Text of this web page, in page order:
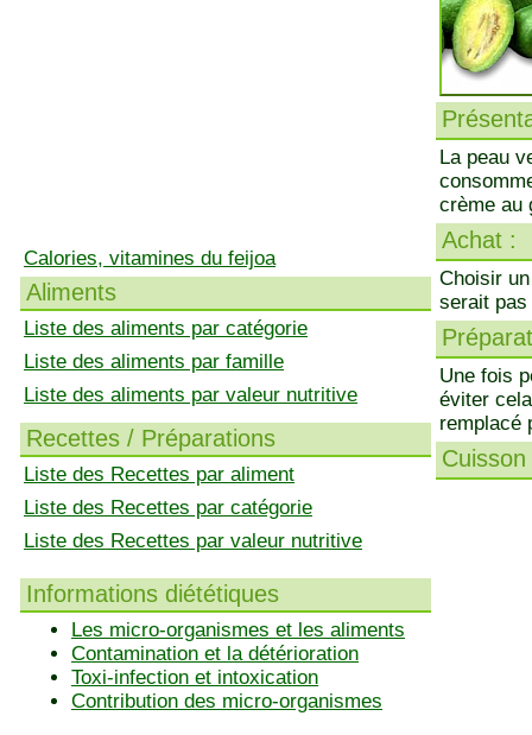
Calories, vitamines du feijoa
Aliments
Liste des aliments par catégorie
Liste des aliments par famille
Liste des aliments par valeur nutritive
Recettes / Préparations
Liste des Recettes par aliment
Liste des Recettes par catégorie
Liste des Recettes par valeur nutritive
Informations diététiques
Les micro-organismes et les aliments
Contamination et la détérioration
Toxi-infection et intoxication
Contribution des micro-organismes
La peau
crème au
Achat :
Choisir
serait
Une fois
éviter
remplacé
Cuisson